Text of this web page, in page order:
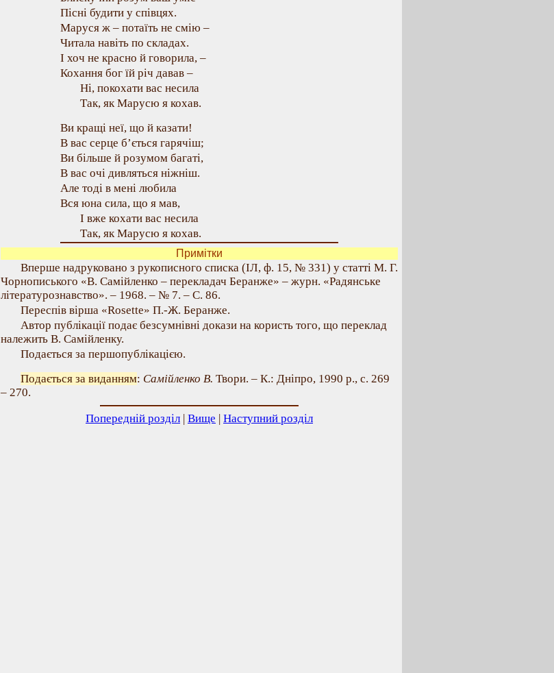
Пісні будити у співцях.
Маруся ж – потаїть не смію –
Читала навіть по складах.
І хоч не красно й говорила, –
Кохання бог їй річ давав –
Ні, покохати вас несила
Так, як Марусю я кохав.
Ви кращі неї, що й казати!
В вас серце б’ється гарячіш;
Ви більше й розумом багаті,
В вас очі дивляться ніжніш.
Але тоді в мені любила
Вся юна сила, що я мав,
І вже кохати вас несила
Так, як Марусю я кохав.
Примітки
Вперше надруковано з рукописного списка (ІЛ, ф. 15, № 331) у статті М. Г.
Чорнописького «В. Самійленко – перекладач Беранже» – журн. «Радянське
літературознавство». – 1968. – № 7. – С. 86.
Переспів вірша «Rosette» П.-Ж. Беранже.
Автор публікації подає безсумнівні докази на користь того, що переклад
належить В. Самійленку.
Подається за першопублікацією.
Подається за виданням: Самійленко В. Твори. – К.: Дніпро, 1990 р., с. 269
– 270.
Попередній розділ | Вище | Наступний розділ